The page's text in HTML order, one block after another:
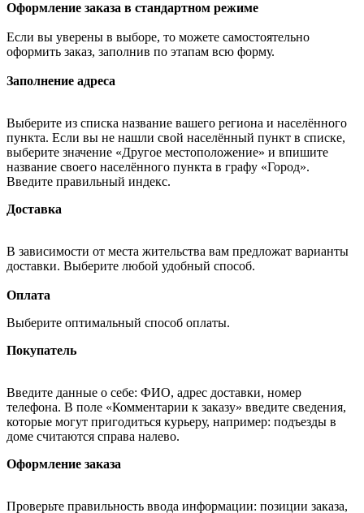
Оформление заказа в стандартном режиме
Если вы уверены в выборе, то можете самостоятельно
оформить заказ, заполнив по этапам всю форму.
Заполнение адреса
Выберите из списка название вашего региона и населённого
пункта. Если вы не нашли свой населённый пункт в списке,
выберите значение «Другое местоположение» и впишите
название своего населённого пункта в графу «Город».
Введите правильный индекс.
Доставка
В зависимости от места жительства вам предложат варианты
доставки. Выберите любой удобный способ.
Оплата
Выберите оптимальный способ оплаты.
Покупатель
Введите данные о себе: ФИО, адрес доставки, номер
телефона. В поле «Комментарии к заказу» введите сведения,
которые могут пригодиться курьеру, например: подъезды в
доме считаются справа налево.
Оформление заказа
Проверьте правильность ввода информации: позиции заказа,